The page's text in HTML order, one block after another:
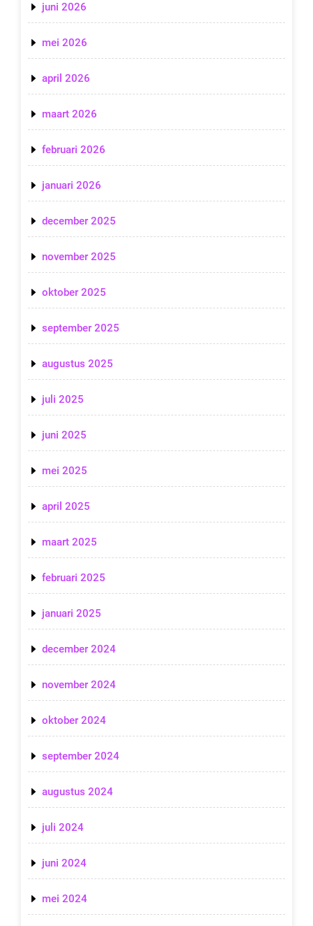
juni 2026
mei 2026
april 2026
maart 2026
februari 2026
januari 2026
december 2025
november 2025
oktober 2025
september 2025
augustus 2025
juli 2025
juni 2025
mei 2025
april 2025
maart 2025
februari 2025
januari 2025
december 2024
november 2024
oktober 2024
september 2024
augustus 2024
juli 2024
juni 2024
mei 2024